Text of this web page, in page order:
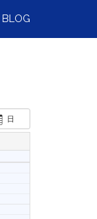
BLOG
日